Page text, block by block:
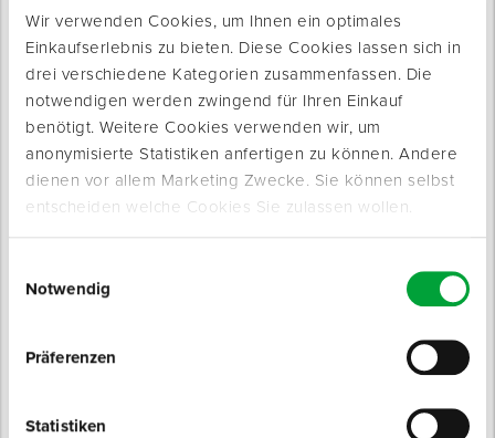
Wir verwenden Cookies, um Ihnen ein optimales
Einkaufserlebnis zu bieten. Diese Cookies lassen sich in
drei verschiedene Kategorien zusammenfassen. Die
notwendigen werden zwingend für Ihren Einkauf
benötigt. Weitere Cookies verwenden wir, um
anonymisierte Statistiken anfertigen zu können. Andere
dienen vor allem Marketing Zwecke. Sie können selbst
entscheiden welche Cookies Sie zulassen wollen.
Notwendig
Präferenzen
Statistiken
Produkte werden geladen ...
Produktinfo
Ersatzklinge aus rostfreiem Karbonstahl.